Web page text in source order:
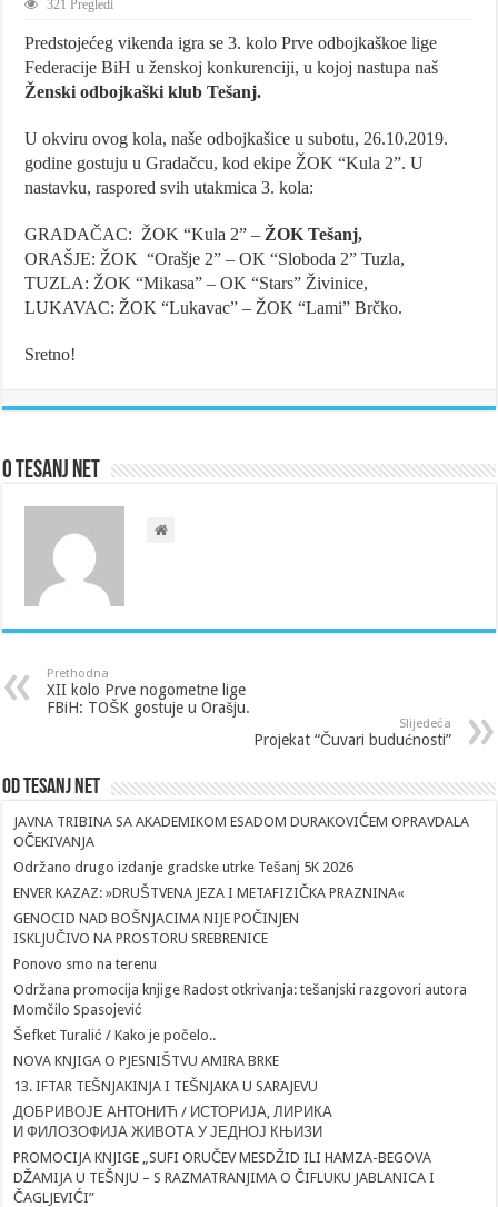
321 Pregledi
Predstojećeg vikenda igra se 3. kolo Prve odbojkaškoe lige
Federacije BiH u ženskoj konkurenciji, u kojoj nastupa naš
Ženski odbojkaški klub Tešanj.
U okviru ovog kola, naše odbojkašice u subotu, 26.10.2019.
godine gostuju u Gradačcu, kod ekipe ŽOK “Kula 2”. U
nastavku, raspored svih utakmica 3. kola:
GRADAČAC: ŽOK “Kula 2” – ŽOK Tešanj,
ORAŠJE: ŽOK “Orašje 2” – OK “Sloboda 2” Tuzla,
TUZLA: ŽOK “Mikasa” – OK “Stars” Živinice,
LUKAVAC: ŽOK “Lukavac” – ŽOK “Lami” Brčko.
Sretno!
O Tesanj Net
Prethodna
XII kolo Prve nogometne lige
FBiH: TOŠK gostuje u Orašju.
Slijedeća
Projekat “Čuvari budućnosti”
Od Tesanj Net
JAVNA TRIBINA SA AKADEMIKOM ESADOM DURAKOVIĆEM OPRAVDALA
OČEKIVANJA
Održano drugo izdanje gradske utrke Tešanj 5K 2026
ENVER KAZAZ: »DRUŠTVENA JEZA I METAFIZIČKA PRAZNINA«
GENOCID NAD BOŠNJACIMA NIJE POČINJEN
ISKLJUČIVO NA PROSTORU SREBRENICE
Ponovo smo na terenu
Održana promocija knjige Radost otkrivanja: tešanjski razgovori autora
Momčilo Spasojević
Šefket Turalić / Kako je počelo..
NOVA KNJIGA O PJESNIŠTVU AMIRA BRKE
13. IFTAR TEŠNJAKINJA I TEŠNJAKA U SARAJEVU
ДОБРИВОЈЕ АНТОНИЋ / ИСТОРИЈА, ЛИРИКА
И ФИЛОЗОФИЈА ЖИВОТА У ЈЕДНОЈ КЊИЗИ
PROMOCIJA KNJIGE „SUFI ORUČEV MESDŽID ILI HAMZA-BEGOVA
DŽAMIJA U TEŠNJU – S RAZMATRANJIMA O ČIFLUKU JABLANICA I
ČAGLJEVIĆI”